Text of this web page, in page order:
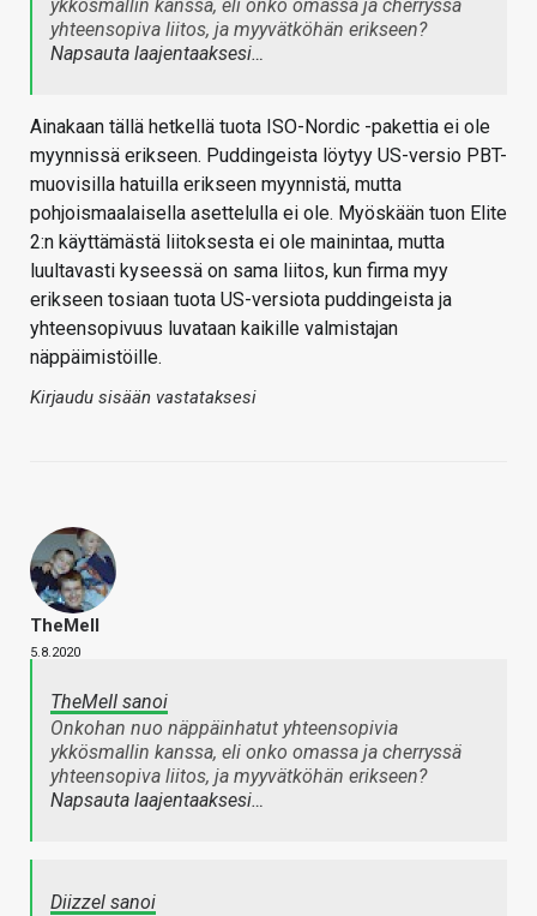
ykkösmallin kanssa, eli onko omassa ja cherryssä
yhteensopiva liitos, ja myyvätköhän erikseen?
Napsauta laajentaaksesi…
Ainakaan tällä hetkellä tuota ISO-Nordic -pakettia ei ole
myynnissä erikseen. Puddingeista löytyy US-versio PBT-
muovisilla hatuilla erikseen myynnistä, mutta
pohjoismaalaisella asettelulla ei ole. Myöskään tuon Elite
2:n käyttämästä liitoksesta ei ole mainintaa, mutta
luultavasti kyseessä on sama liitos, kun firma myy
erikseen tosiaan tuota US-versiota puddingeista ja
yhteensopivuus luvataan kaikille valmistajan
näppäimistöille.
Kirjaudu sisään vastataksesi
TheMeII
5.8.2020
TheMeII sanoi
Onkohan nuo näppäinhatut yhteensopivia
ykkösmallin kanssa, eli onko omassa ja cherryssä
yhteensopiva liitos, ja myyvätköhän erikseen?
Napsauta laajentaaksesi…
Diizzel sanoi